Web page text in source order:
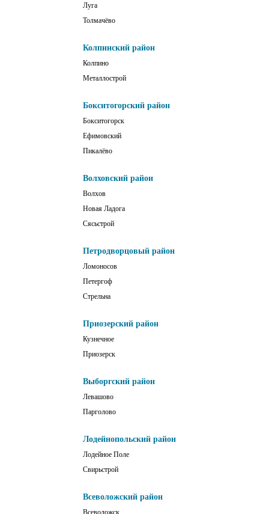
Луга
Толмачёво
Колпинский район
Колпино
Металлострой
Бокситогорский район
Бокситогорск
Ефимовский
Пикалёво
Волховский район
Волхов
Новая Ладога
Сясьстрой
Петродворцовый район
Ломоносов
Петергоф
Стрельна
Приозерский район
Кузнечное
Приозерск
Выборгский район
Левашово
Парголово
Лодейнопольский район
Лодейное Поле
Свирьстрой
Всеволожский район